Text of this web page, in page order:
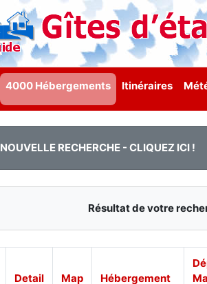
4000 Hébergements Itinéraires
NOUVELLE RECHERCHE - CLIQUEZ ICI !
Résultat de votre
Detail Map Hébergement